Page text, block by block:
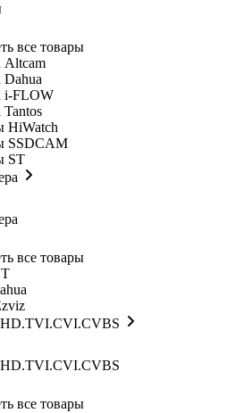
все товары
Altcam
Dahua
i-FLOW
HiWatch
SSDCAM
ST
все товары
все товары